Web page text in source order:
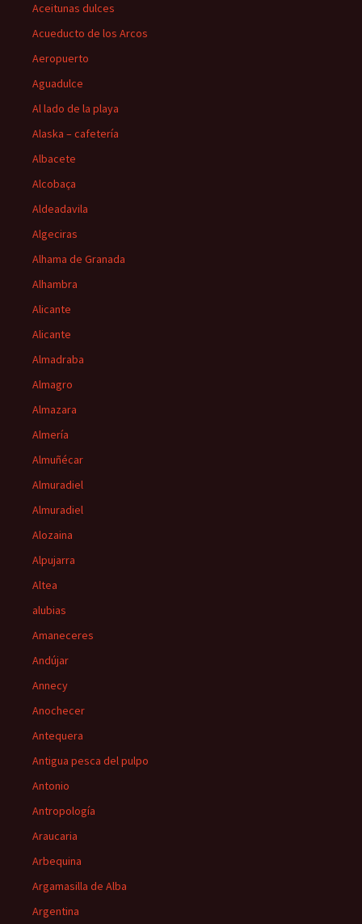
Aceitunas dulces
Acueducto de los Arcos
Aeropuerto
Aguadulce
Al lado de la playa
Alaska – cafetería
Albacete
Alcobaça
Aldeadavila
Algeciras
Alhama de Granada
Alhambra
Alicante
Alicante
Almadraba
Almagro
Almazara
Almería
Almuñécar
Almuradiel
Almuradiel
Alozaina
Alpujarra
Altea
alubias
Amaneceres
Andújar
Annecy
Anochecer
Antequera
Antigua pesca del pulpo
Antonio
Antropología
Araucaria
Arbequina
Argamasilla de Alba
Argentina